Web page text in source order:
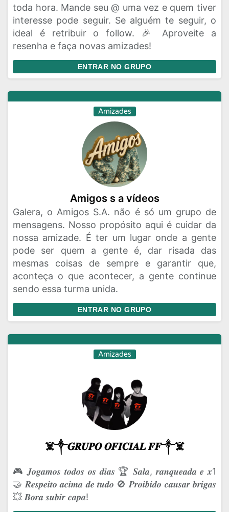
toda hora. Mande seu @ uma vez e quem tiver
interesse pode seguir. Se alguém te seguir, o
ideal é retribuir o follow. 🎉 Aproveite a
resenha e faça novas amizades!
ENTRAR NO GRUPO
Amizades
Amigos s a vídeos
Galera, o Amigos S.A. não é só um grupo de
mensagens. Nosso propósito aqui é cuidar da
nossa amizade. É ter um lugar onde a gente
pode ser quem a gente é, dar risada das
mesmas coisas de sempre e garantir que,
aconteça o que acontecer, a gente continue
sendo essa turma unida.
ENTRAR NO GRUPO
Amizades
☠️༒𝑮𝑹𝑼𝑷𝑶 𝑶𝑭𝑰𝑪𝑰𝑨𝑳 𝑭𝑭༒☠️
🎮 𝑱𝒐𝒈𝒂𝒎𝒐𝒔 𝒕𝒐𝒅𝒐𝒔 𝒐𝒔 𝒅𝒊𝒂𝒔 🏆 𝑺𝒂𝒍𝒂, 𝒓𝒂𝒏𝒒𝒖𝒆𝒂𝒅𝒂 𝒆 𝒙1
🤝 𝑹𝒆𝒔𝒑𝒆𝒊𝒕𝒐 𝒂𝒄𝒊𝒎𝒂 𝒅𝒆 𝒕𝒖𝒅𝒐 🚫 𝑷𝒓𝒐𝒊𝒃𝒊𝒅𝒐 𝒄𝒂𝒖𝒔𝒂𝒓 𝒃𝒓𝒊𝒈𝒂𝒔
💥 𝑩𝒐𝒓𝒂 𝒔𝒖𝒃𝒊𝒓 𝒄𝒂𝒑𝒂!